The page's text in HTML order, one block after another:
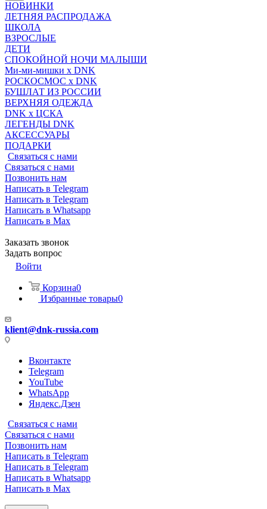
НОВИНКИ
ЛЕТНЯЯ РАСПРОДАЖА
ШКОЛА
ВЗРОСЛЫЕ
ДЕТИ
СПОКОЙНОЙ НОЧИ МАЛЫШИ
Ми-ми-мишки x DNK
РОСКОСМОС x DNK
БУШЛАТ ИЗ РОССИИ
ВЕРХНЯЯ ОДЕЖДА
DNK x ЦСКА
ЛЕГЕНДЫ DNK
АКСЕССУАРЫ
ПОДАРКИ
Связаться с нами
Связаться с нами
Позвонить нам
Написать в Telegram
Написать в Telegram
Написать в Whatsapp
Написать в Max
Заказать звонок
Задать вопрос
Войти
Корзина0
Избранные товары0
klient@dnk-russia.com
Вконтакте
Telegram
YouTube
WhatsApp
Яндекс.Дзен
Связаться с нами
Связаться с нами
Позвонить нам
Написать в Telegram
Написать в Telegram
Написать в Whatsapp
Написать в Max